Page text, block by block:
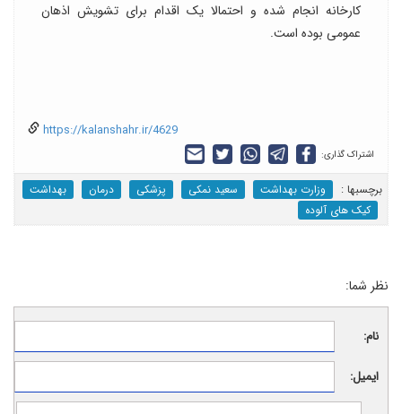
کارخانه انجام شده و احتمالا یک اقدام برای تشویش اذهان
عمومی بوده است.
https://kalanshahr.ir/4629
اشتراک گذاری:
برچسب‎ها : وزارت بهداشت سعید نمکی پزشکی درمان
بهداشت
کیک های آلوده
نظر شما:
نام:
ایمیل: